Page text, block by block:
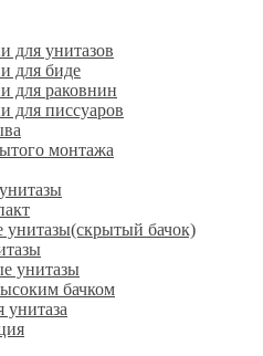
для унитазов
для биде
для раковнин
для писсуаров
монтажа
унитазы(скрытый бачок)
унитазы
бачком